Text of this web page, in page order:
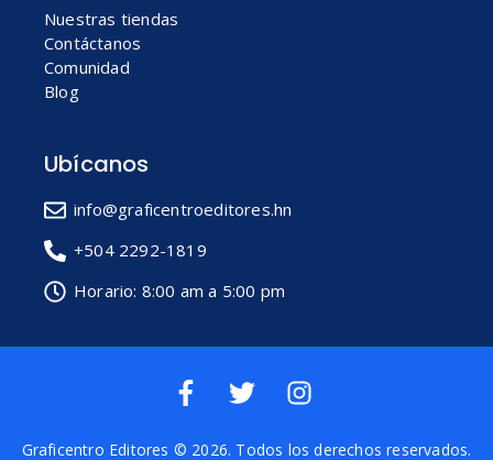
Nuestras tiendas
Contáctanos
Comunidad
Blog
Ubícanos
info@graficentroeditores.hn
+504 2292-1819
Horario: 8:00 am a 5:00 pm
Graficentro Editores © 2026. Todos los derechos reservados.